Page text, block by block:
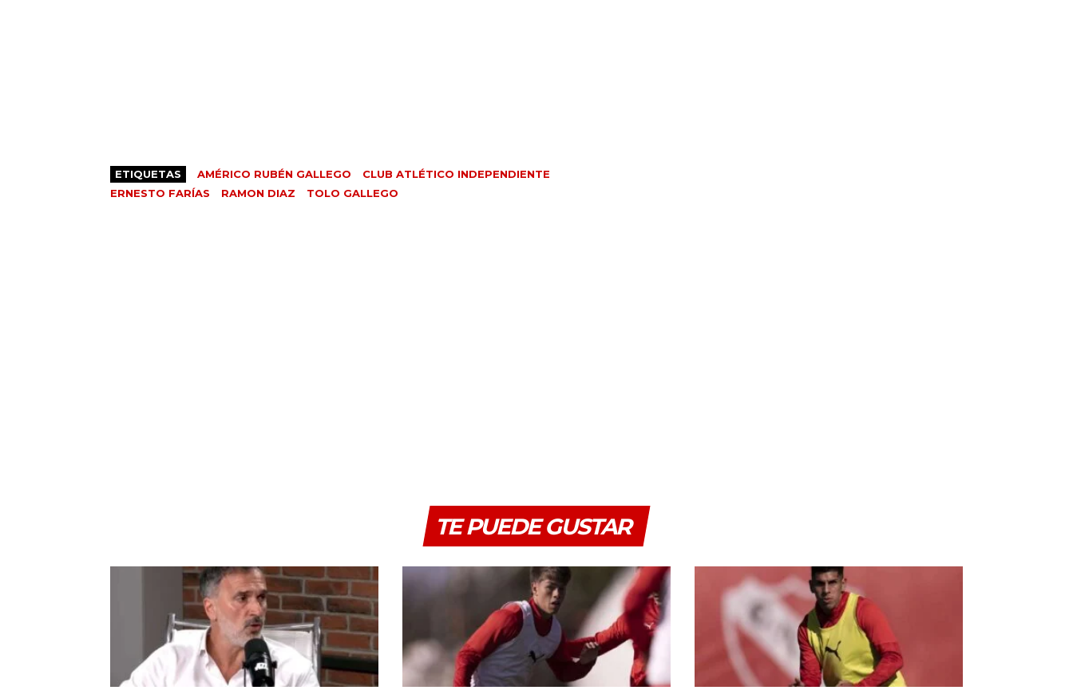
ETIQUETAS AMÉRICO RUBÉN GALLEGO
CLUB ATLÉTICO INDEPENDIENTE
ERNESTO FARÍAS
RAMON DIAZ TOLO GALLEGO
TE PUEDE GUSTAR